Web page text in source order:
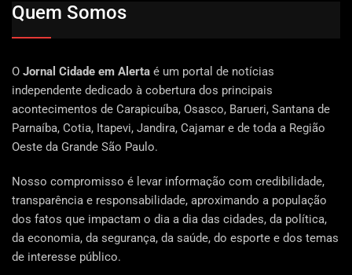
Quem Somos
O Jornal Cidade em Alerta é um portal de notícias
independente dedicado à cobertura dos principais
acontecimentos de Carapicuíba, Osasco, Barueri, Santana de
Parnaíba, Cotia, Itapevi, Jandira, Cajamar e de toda a Região
Oeste da Grande São Paulo.
Nosso compromisso é levar informação com credibilidade,
transparência e responsabilidade, aproximando a população
dos fatos que impactam o dia a dia das cidades, da política,
da economia, da segurança, da saúde, do esporte e dos temas
de interesse público.